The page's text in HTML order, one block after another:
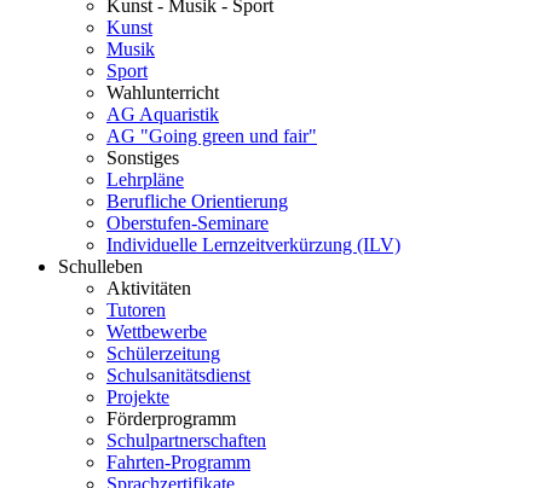
Kunst - Musik - Sport
Kunst
Musik
Sport
Wahlunterricht
AG Aquaristik
AG "Going green und fair"
Sonstiges
Lehrpläne
Berufliche Orientierung
Oberstufen-Seminare
Individuelle Lernzeitverkürzung (ILV)
Schulleben
Aktivitäten
Tutoren
Wettbewerbe
Schülerzeitung
Schulsanitätsdienst
Projekte
Förderprogramm
Schulpartnerschaften
Fahrten-Programm
Sprachzertifikate